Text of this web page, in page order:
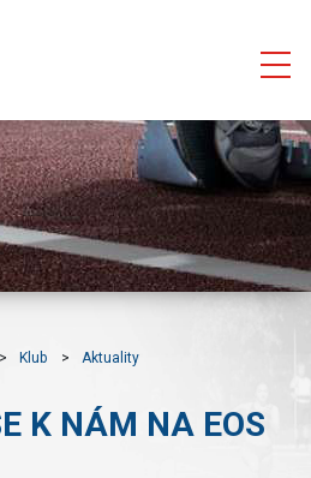
Klub Aktuality
K NÁM NA EOS